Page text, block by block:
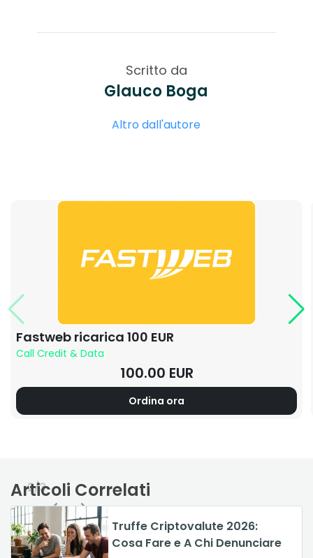
Scritto da
Glauco Boga
Altro dall'autore
Fastweb ricarica 100 EUR
Call Credit & Data
100.00 EUR
Ordina ora
Articoli Correlati
2/3
Truffe di Viaggio 2026: Guida
per Viaggiare Sicuri
Truffe Criptovalute 2026:
Cosa Fare e A Chi Denunciare
Il Bluetooth è sicuro nel 2026?
Come proteggersi